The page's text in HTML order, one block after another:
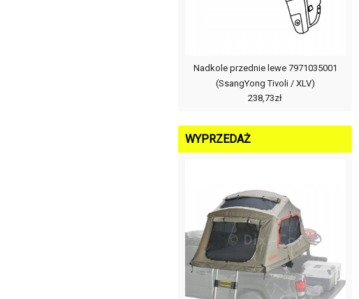
Nadkole przednie lewe 7971035001
(SsangYong Tivoli / XLV)
238,73zł
WYPRZEDAŻ